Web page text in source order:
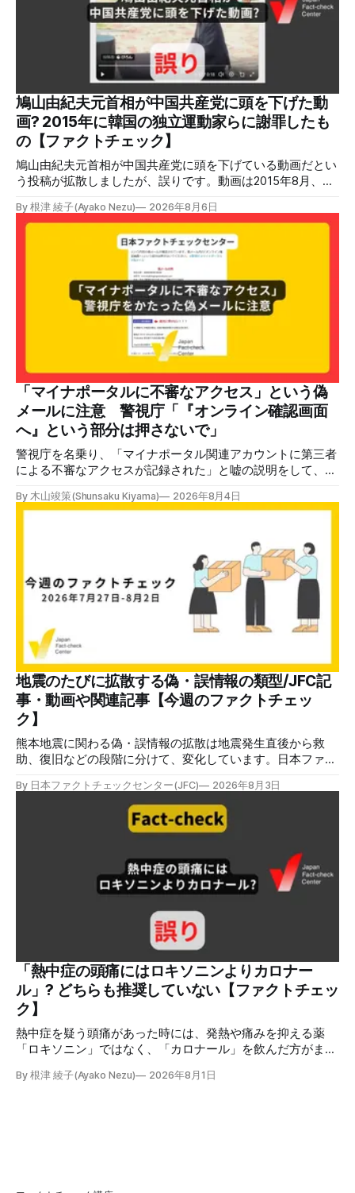
鳩山由紀夫元首相が中国共産党に頭を下げた動
画? 2015年に韓国の独立運動家らに謝罪したも
の【ファクトチェック】
鳩山由紀夫元首相が中国共産党に頭を下げている動画だとい
う投稿が拡散しましたが、誤りです。動画は2015年8月、鳩
立運動家らに謝罪した映像です。中国共産党に対して頭を下
げている動画ではありません。 検証対象 拡散した言説 2026
年7月30日、「日本人がなぜ左翼を嫌うのか、考えたことは
ありますか？/ここに日本の左寄り首相だった鳩山由紀夫が
います。彼は2009年から2010年まで1年間務めました。/こ
のビデオでは、彼が中国を訪問中に中国共産党に対して恥じ
らいながら頭を下げています」という英文付きの動画がXで
ポストされ、表示は20万件を超える。 投稿には「私の日本
語力が衰えていたら申し訳ないですが、動画に『韓国』と書
いてあるように見えます」などの英語の指摘もあるが、「日
本が犯した残虐行為を謝罪するのは悪いことだと思わない」
「共産主義者に恥じて頭を下げるべき人はいない」など、拡
散した投稿を真に受けた反応も多いため検証する。 検証過
程 動
By 根津 綾子(Ayako Nezu) 2026年8月6日
「マイナポータルに不審なアクセス」という偽
メールに注意 警視庁「『オンライン確認画面
へ』という部分は押さないで」
警視庁を名乗り、「マイナポータル関連アカウントに第三者
による不審なアクセスが記録された」と嘘の説明をして、リ
で、メール内のリンクを押さないようにと注意を呼びかけて
部」を名乗るメールが届いたという投稿がX（旧Twitter）上
で複数確認できる(例1、例2、例3)。 偽メールの件名は
「【警視庁】マイナポータル：不審なアクセスの確認」。本
文には「警視庁サイバーセキュリティ対策本部」「通知番
号：MN-2026-●●●」「マイナポータル関連アカウント
に、第三者による不審なアクセスが記録されました」「お客
様のメールアドレスと一致しています」と記している。 そ
のうえで「2026年8月2日（日）23:59までに、ご本人操作か
どうかご確認ください」などと「オンライン確認画面へ」と
いうリンクをクリックするよう誘導している。 本文には、
警視庁の住所（東京都千代田区霞が関2-1-1）も書かれてい
By 木山竣策(Shunsaku Kiyama) 2026年8月4日
地震のたびに拡散する偽・誤情報の類型/JFC記
事・動画や関連記事【今週のファクトチェッ
ク】
熊本地震に関わる偽・誤情報の拡散は地震発生直後から救
助、復旧などの段階に分けて、変化しています。日本ファク
（JFC「災害時に広がる偽情報5つの類型」）も参考にして
みてください。近年はこれらに加えてAI生成によるディープ
フェイクも目立ちます。 ✉️日本ファクトチェックセンター
アも含めて、ファクトチェックや偽情報関連の情報をまとめ
ました。同じ内容をニュースレターでも配信しています。登
は、ファクトチェックやメディア情報リテラシーに関する講
師養成講座を月に1度開催しています。講座はオンラインで
90分間。修了者には認定バッジと教室や職場などで利用可能
な教材を提供します。 次回の開講は8月23日（日）午後4時
~5時30分で、お申し込みはこちら。 日本ファクトチェック
センター（JFC） ファクトチェック講師養成講座 8月23
日（日）開催分日本フ
By 日本ファクトチェックセンター(JFC) 2026年8月3日
「熱中症の頭痛にはロキソニンよりカロナー
ル」? どちらも推奨していない【ファクトチェッ
ク】
熱中症を疑う頭痛があった時には、発熱や痛みを抑える薬
「ロキソニン」ではなく、「カロナール」を飲んだ方がまし
学会の医師は「熱中症ではロキソニン、カロナールのいずれ
By 根津 綾子(Ayako Nezu) 2026年8月1日